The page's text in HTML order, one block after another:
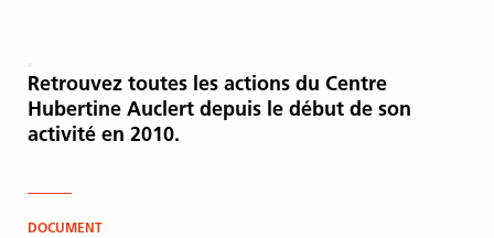
Retrouvez toutes les actions du Centre
Hubertine Auclert depuis le début de son
activité en 2010.
DOCUMENT